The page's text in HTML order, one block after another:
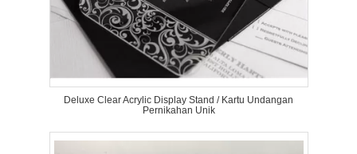
Deluxe Clear Acrylic Display Stand / Kartu Undangan
Pernikahan Unik